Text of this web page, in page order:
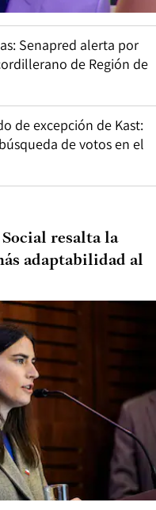
Senapred alerta por
de Región de
de excepción de Kast:
de votos en el
resalta la
adaptabilidad al